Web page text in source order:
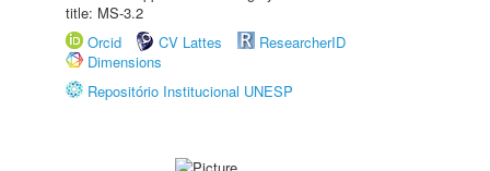
title: MS-3.2
Orcid
CV Lattes
ResearcherID
Dimensions
Repositório Institucional UNESP